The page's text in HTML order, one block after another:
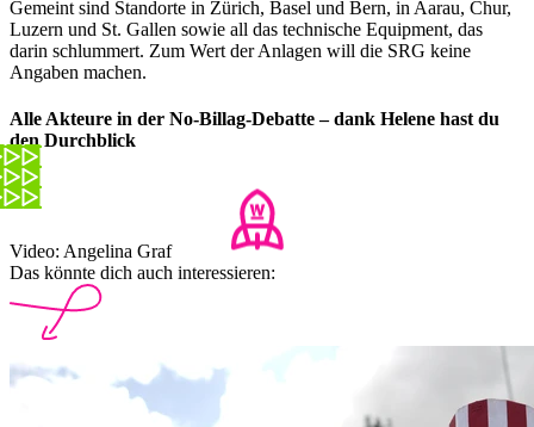
Gemeint sind Standorte in Zürich, Basel und Bern, in Aarau, Chur,
Luzern und St. Gallen sowie all das technische Equipment, das
darin schlummert. Zum Wert der Anlagen will die SRG keine
Angaben machen.
Alle Akteure in der No-Billag-Debatte – dank Helene hast du
den Durchblick
Video: Angelina Graf
Das könnte dich auch interessieren: